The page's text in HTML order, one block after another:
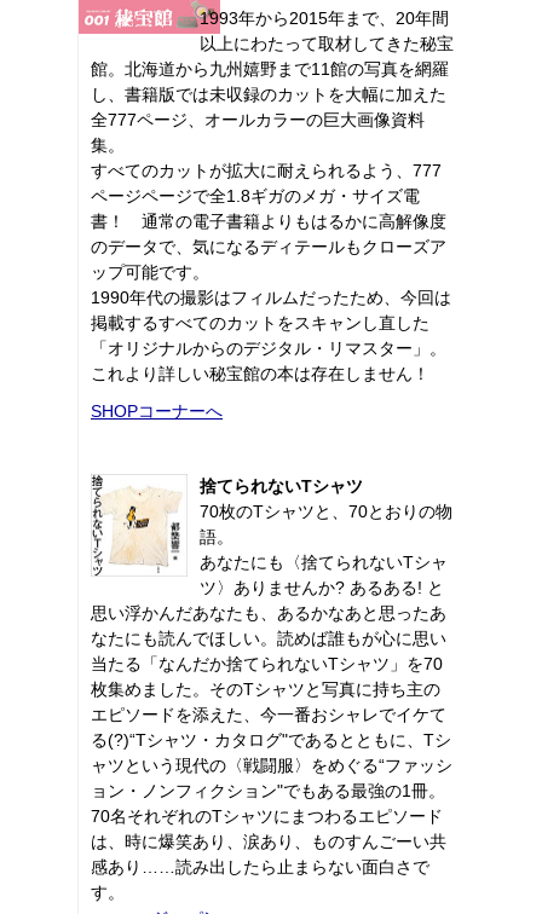
1993年から2015年まで、20年間
以上にわたって取材してきた秘宝
館。北海道から九州嬉野まで11館の写真を網羅
し、書籍版では未収録のカットを大幅に加えた
全777ページ、オールカラーの巨大画像資料
集。
すべてのカットが拡大に耐えられるよう、777
ページページで全1.8ギガのメガ・サイズ電
書！ 通常の電子書籍よりもはるかに高解像度
のデータで、気になるディテールもクローズア
ップ可能です。
1990年代の撮影はフィルムだったため、今回は
掲載するすべてのカットをスキャンし直した
「オリジナルからのデジタル・リマスター」。
これより詳しい秘宝館の本は存在しません！
SHOPコーナーへ
捨てられないTシャツ
70枚のTシャツと、70とおりの物
語。
あなたにも〈捨てられないTシャ
ツ〉ありませんか? あるある! と
思い浮かんだあなたも、あるかなあと思ったあ
なたにも読んでほしい。読めば誰もが心に思い
当たる「なんだか捨てられないTシャツ」を70
枚集めました。そのTシャツと写真に持ち主の
エピソードを添えた、今一番おシャレでイケて
る(?)“Tシャツ・カタログ"であるとともに、Tシ
ャツという現代の〈戦闘服〉をめぐる“ファッシ
ョン・ノンフィクション"でもある最強の1冊。
70名それぞれのTシャツにまつわるエピソード
は、時に爆笑あり、涙あり、ものすんごーい共
感あり……読み出したら止まらない面白さで
す。